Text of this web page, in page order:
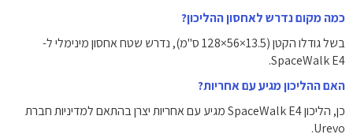
כמה מקום נדרש לאחסון ההליכון?
בשל גודלו הקטן (‎128×56×13.5 ס"מ), נדרש שטח אחסון מינימלי ל-
SpaceWalk E4.
האם ההליכון מגיע עם אחריות?
כן, הליכון SpaceWalk E4 מגיע עם אחריות יצרן בהתאם למדיניות חברת
Urevo.